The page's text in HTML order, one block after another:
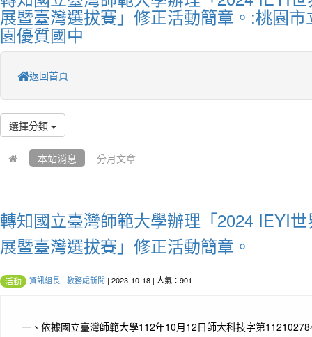
展暨臺灣選拔賽」修正活動簡章。:桃園
園優質國中
返回首頁
選擇分類
本站消息 分月文章
轉知國立臺灣師範大學辦理「2024 IEYI
展暨臺灣選拔賽」修正活動簡章。
活動 資訊組長- 教務處新聞 | 2023-10-18 | 人氣：901
一、 依據國立臺灣師範大學112年10月12日師大科技字第